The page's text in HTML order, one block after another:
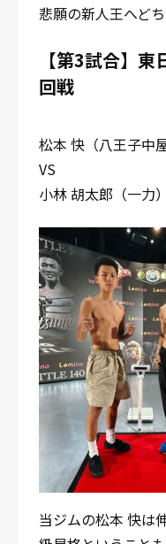
悲願の新人王へど
【第3試合】
回戦
松本 快（八王子中
VS
小林 胡太郎（一力
当ジムの松本 快は